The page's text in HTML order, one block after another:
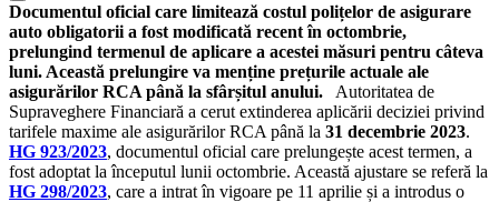
Documentul oficial care limitează costul polițelor de asigurare
auto obligatorii a fost modificată recent în octombrie,
prelungind termenul de aplicare a acestei măsuri pentru câteva
luni. Această prelungire va menține prețurile actuale ale
asigurărilor RCA până la sfârșitul anului.
Autoritatea de
Supraveghere Financiară a cerut extinderea aplicării deciziei privind
tarifele maxime ale asigurărilor RCA până la 31 decembrie 2023.
HG 923/2023, documentul oficial care prelungește acest termen, a
fost adoptat la începutul lunii octombrie. Această ajustare se referă la
HG 298/2023, care a intrat în vigoare pe 11 aprilie și a introdus o